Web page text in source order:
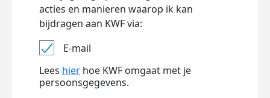
acties en manieren waarop ik kan
bijdragen aan KWF via:
E-mail
Lees hier hoe KWF omgaat met je
persoonsgegevens.